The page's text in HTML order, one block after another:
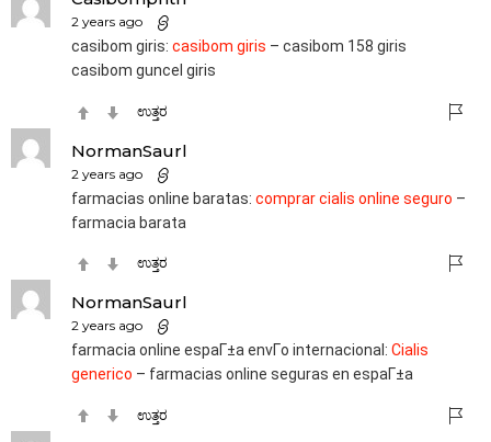
2 years ago
casibom giris: casibom giris – casibom 158 giris
casibom guncel giris
ಉತ್ತರ
NormanSaurl
2 years ago
farmacias online baratas: comprar cialis online seguro –
farmacia barata
ಉತ್ತರ
NormanSaurl
2 years ago
farmacia online espaГ±a envГ­o internacional: Cialis
generico – farmacias online seguras en espaГ±a
ಉತ್ತರ